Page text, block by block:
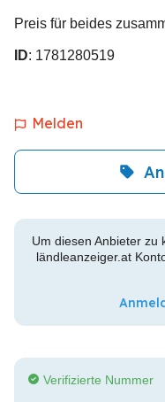
Preis für beides
ID: 1781280519
Melden
Um diesen Anbieter zu
ländleanzeiger.at
Verifizierte Nummer